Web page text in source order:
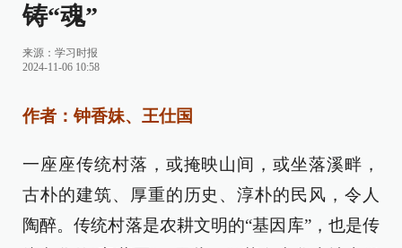
铸“魂”
来源： 学习时报
2024-11-06 10:58
作者：钟香妹、王仕国
一座座传统村落，或掩映山间，或坐落溪畔，
古朴的建筑、厚重的历史、淳朴的民风，令人
陶醉。传统村落是农耕文明的“基因库”，也是传